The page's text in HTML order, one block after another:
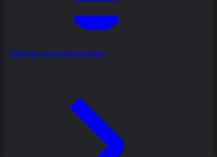
Idéation et brainstorming